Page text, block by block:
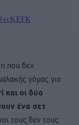
που δεν
γόμας για
και οι δύο
ένα σετ
τους δεν τους